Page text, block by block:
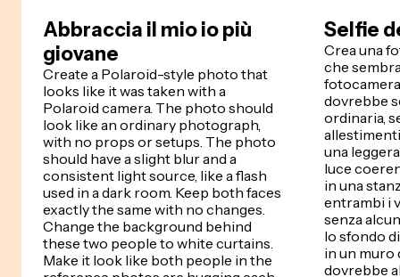
Abbraccia il mio io più
giovane
Create a Polaroid-style photo that
looks like it was taken with a
Polaroid camera. The photo should
look like an ordinary photograph,
with no props or setups. The photo
should have a slight blur and a
consistent light source, like a flash
used in a dark room. Keep both faces
exactly the same with no changes.
Change the background behind
these two people to white curtains.
Make it look like both people in the
Selfie
Crea una
che
dovrebbe
ordinaria,
una
luce
in una
entrambi i
senza
lo sfondo
in un muro
dovrebbe